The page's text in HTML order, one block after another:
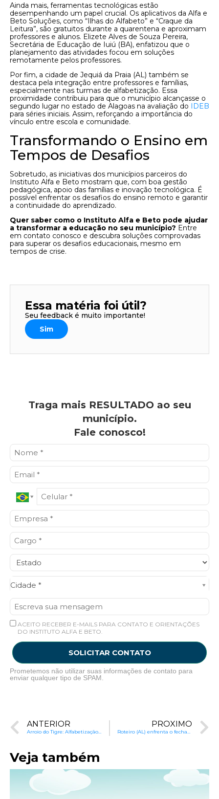
Ainda mais, ferramentas tecnológicas estão
desempenhando um papel crucial. Os aplicativos da Alfa e
Beto Soluções, como “Ilhas do Alfabeto” e “Craque da
Leitura”, são gratuitos durante a quarentena e aproximam
professores e alunos. Elizete Alves de Souza Pereira,
Secretária de Educação de Iuiú (BA), enfatizou que o
planejamento das atividades focou em soluções
remotamente pelos professores.
Por fim, a cidade de Jequiá da Praia (AL) também se
destaca pela integração entre professores e famílias,
especialmente nas turmas de alfabetização. Essa
proximidade contribuiu para que o município alcançasse o
segundo lugar no estado de Alagoas na avaliação do
IDEB
para séries iniciais. Assim, reforçando a importância do
vínculo entre escola e comunidade.
Transformando o Ensino em
Tempos de Desafios
Sobretudo, as iniciativas dos municípios parceiros do
Instituto Alfa e Beto mostram que, com boa gestão
pedagógica, apoio das famílias e inovação tecnológica. É
possível enfrentar os desafios do ensino remoto e garantir
a continuidade do aprendizado.
Quer saber como o Instituto Alfa e Beto pode ajudar
a transformar a educação no seu município? Entre
em contato conosco e descubra soluções comprovadas
para superar os desafios educacionais, mesmo em
tempos de crise.
Essa matéria foi útil?
Seu feedback é muito importante!
Sim
Traga mais RESULTADO ao seu
município.
Fale conosco!
Cidade *
Cidade*
ACEITO RECEBER E-MAILS PARA CONTATO E ORIENTAÇÕES
DO INSTITUTO ALFA E BETO.
SOLICITAR CONTATO
Prometemos não utilizar suas informações de contato para
enviar qualquer tipo de SPAM.
ANTERIOR PRÓXIMO
Veja também